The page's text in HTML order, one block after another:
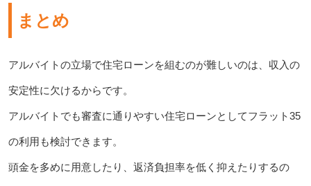
まとめ
アルバイトの立場で住宅ローンを組むのが難しいのは、収入の
安定性に欠けるからです。
アルバイトでも審査に通りやすい住宅ローンとしてフラット35
の利用も検討できます。
頭金を多めに用意したり、返済負担率を低く抑えたりするの